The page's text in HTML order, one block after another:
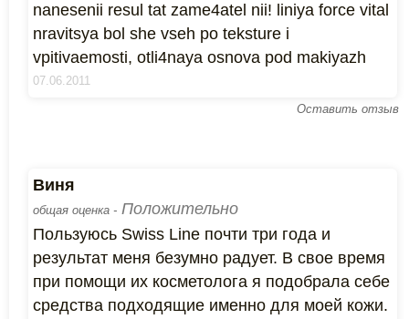
nanesenii resul tat zame4atel nii! liniya force vital
nravitsya bol she vseh po teksture i
vpitivaemosti, otli4naya osnova pod makiyazh
07.06.2011
Оставить отзыв
Виня
общая оценка - Положительно
Пользуюсь Swiss Line почти три года и
результат меня безумно радует. В свое время
при помощи их косметолога я подобрала себе
средства подходящие именно для моей кожи.